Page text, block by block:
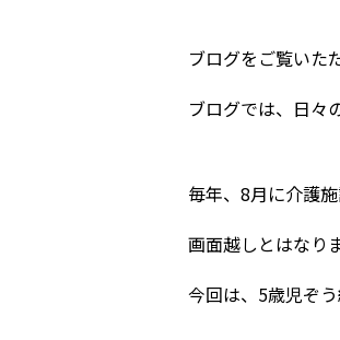
ブログをご覧いた
ブログでは、日々
毎年、8月に介護
画面越しとはなり
今回は、5歳児ぞ